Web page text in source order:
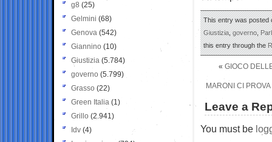
This entry was posted
Giustizia,governo,
this entry through the
« GIOCO
MARONI CI
Leave a
You must be
g8 (25)
Gelmini (68)
Genova (542)
Giannino (10)
Giustizia (5.784)
governo (5.799)
Grasso (22)
Green Italia (1)
Grillo (2.941)
Idv (4)